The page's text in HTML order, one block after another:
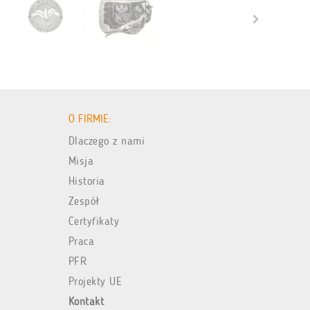
O FIRMIE:
Dlaczego z nami
Misja
Historia
Zespół
Certyfikaty
Praca
PFR
Projekty UE
Kontakt